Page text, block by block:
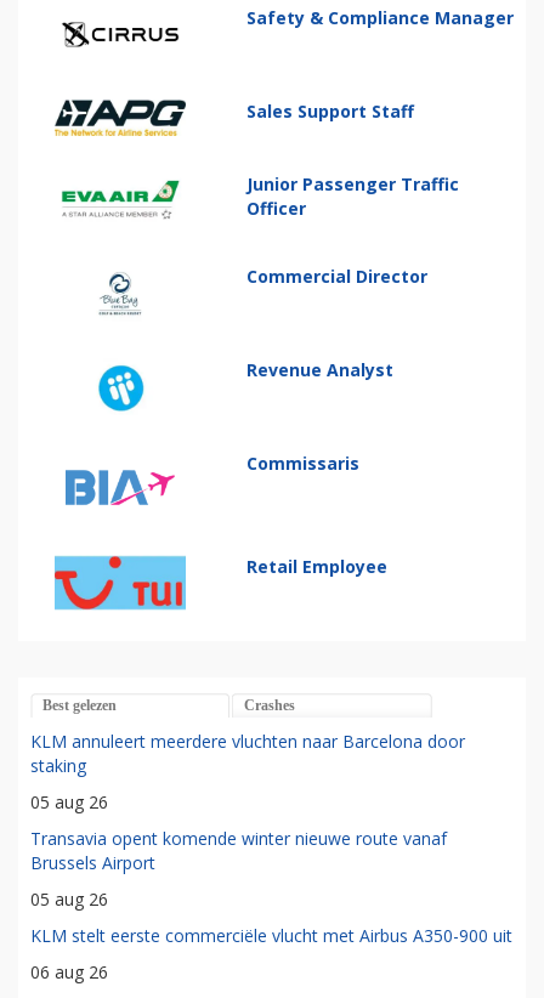
Safety & Compliance Manager
Sales Support Staff
Junior Passenger Traffic
Officer
Commercial Director
Revenue Analyst
Commissaris
Retail Employee
Best gelezen Crashes
KLM annuleert meerdere vluchten naar Barcelona door
staking
05 aug 26
Transavia opent komende winter nieuwe route vanaf
Brussels Airport
05 aug 26
KLM stelt eerste commerciële vlucht met Airbus A350-900 uit
06 aug 26